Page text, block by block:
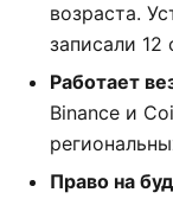
возраста.
записали 12
Работает
Binance и
Право на